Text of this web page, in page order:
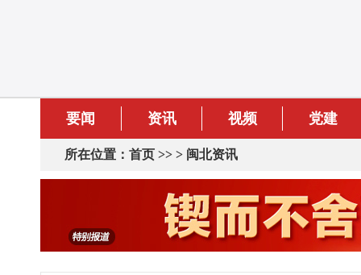
要闻 资讯 视频 党建
所在位置： 首页 >> > 闽北资讯